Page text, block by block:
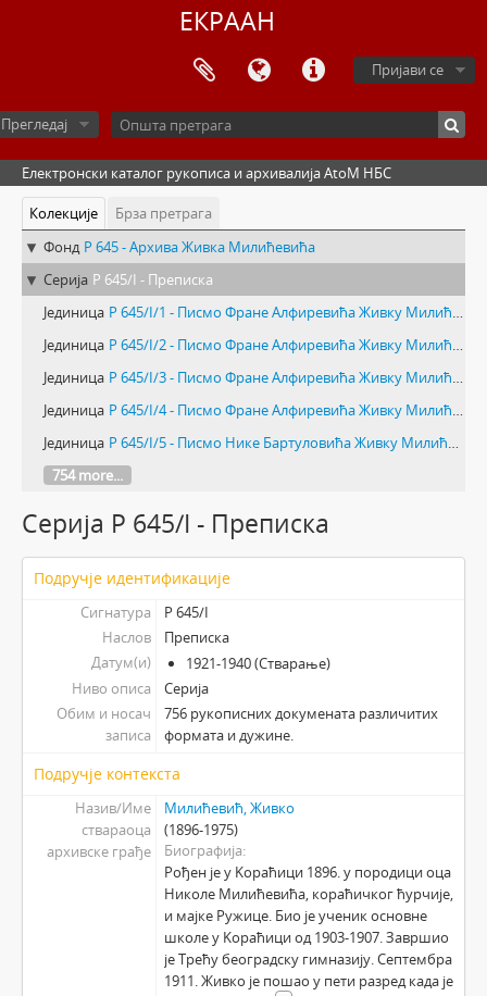
ЕКРААН
Пријави се
Прегледај
Електронски каталог рукописа и архивалија AtoM НБС
Колекције
Брза претрага
Фонд Р 645 - Архива Живка Милићевића
Серија Р 645/I - Преписка
Јединица Р 645/I/1 - Писмо Фране Алфиревића Живку Милићевићу
Јединица Р 645/I/2 - Писмо Фране Алфиревића Живку Милићевићу
Јединица Р 645/I/3 - Писмо Фране Алфиревића Живку Милићевићу
Јединица Р 645/I/4 - Писмо Фране Алфиревића Живку Милићевићу
Јединица Р 645/I/5 - Писмо Нике Бартуловића Живку Милићевићу
754 more...
Серија Р 645/I - Преписка
Подручје идентификације
Сигнатура
Р 645/I
Наслов
Преписка
Датум(и)
1921-1940 (Стварање)
Ниво описа
Серија
Обим и носач
записа
756 рукописних докумената различитих
формата и дужине.
Подручје контекста
Назив/Име
ствараоца
архивске грађе
Милићевић, Живко
(1896-1975)
Биографија
Рођен је у Kораћици 1896. у породици оца
Николе Милићевића, кораћичког ћурчије,
и мајке Ружице. Био је ученик основне
школе у Kораћици од 1903-1907. Завршио
је Трећу београдску гимназију. Септембра
1911. Живко је пошао у пети разред када је